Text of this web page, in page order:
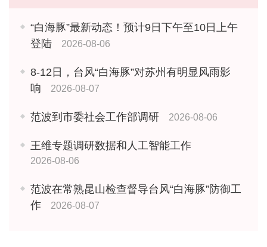
“白海豚”最新动态！预计9日下午至10日上午
登陆
2026-08-06
8-12日，台风“白海豚”对苏州有明显风雨影
响
2026-08-07
范波到市委社会工作部调研 2026-08-06
王维专题调研数据和人工智能工作
2026-08-06
范波在常熟昆山检查督导台风“白海豚”防御工
作
2026-08-07